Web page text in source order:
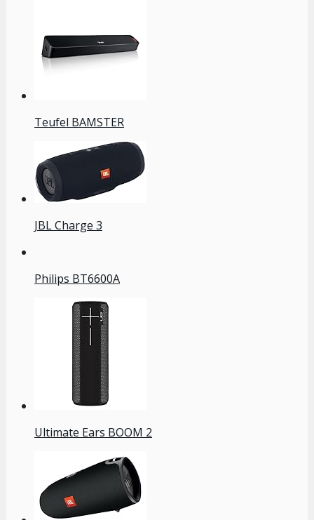
Teufel BAMSTER
JBL Charge 3
Philips BT6600A
Ultimate Ears BOOM 2